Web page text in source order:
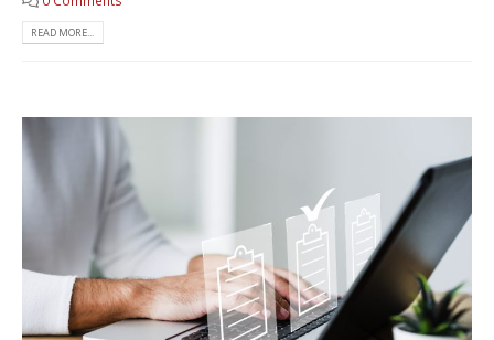
READ MORE...